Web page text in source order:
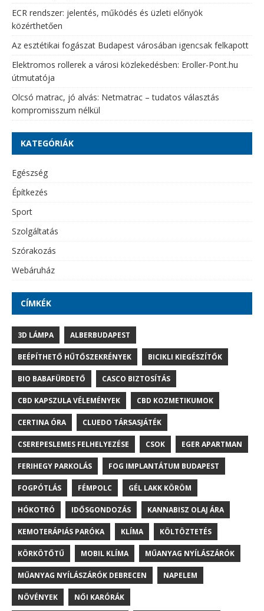
ECR rendszer: jelentés, működés és üzleti előnyök
közérthetően
Az esztétikai fogászat Budapest városában igencsak felkapott
Elektromos rollerek a városi közlekedésben: Eroller-Pont.hu
útmutatója
Olcsó matrac, jó alvás: Netmatrac – tudatos választás
kompromisszum nélkül
KATEGÓRIÁK
Egészség
Építkezés
Sport
Szolgáltatás
Szórakozás
Webáruház
CÍMKÉK
3D LÁMPA ALBERBUDAPEST
BEÉPÍTHETŐ HŰTŐSZEKRÉNYEK BICIKLI KIEGÉSZÍTŐK
BIO BABAFÜRDETŐ CASCO BIZTOSÍTÁS
CBD KAPSZULA VÉLEMÉNYEK CBD KOZMETIKUMOK
CERTINA ÓRA CLUEDO TÁRSASJÁTÉK
CSEREPESLEMES FELHELYEZÉSE CSOK EGER APARTMAN
FERIHEGY PARKOLÁS FOG IMPLANTÁTUM BUDAPEST
FOGPÓTLÁS FÉMPOLC GÉL LAKK KÖRÖM
HÓKOTRÓ IDŐSGONDOZÁS KANNABISZ OLAJ ÁRA
KEMOTERÁPIÁS PARÓKA KLÍMA KÖLTÖZTETÉS
KÖRKÖTŐTŰ MOBIL KLÍMA MŰANYAG NYÍLÁSZÁRÓK
MŰANYAG NYÍLÁSZÁRÓK DEBRECEN NAPELEM
NÖVÉNYEK NŐI KARÓRÁK